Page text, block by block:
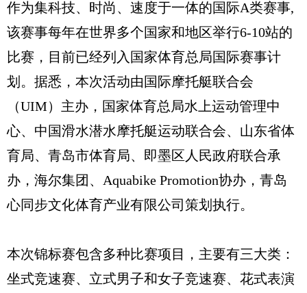
作为集科技、时尚、速度于一体的国际A类赛事,
该赛事每年在世界多个国家和地区举行6-10站的
比赛，目前已经列入国家体育总局国际赛事计
划。据悉，本次活动由国际摩托艇联合会
（UIM）主办，国家体育总局水上运动管理中
心、中国滑水潜水摩托艇运动联合会、山东省体
育局、青岛市体育局、即墨区人民政府联合承
办，海尔集团、Aquabike Promotion协办，青岛
心同步文化体育产业有限公司策划执行。
本次锦标赛包含多种比赛项目，主要有三大类：
坐式竞速赛、立式男子和女子竞速赛、花式表演